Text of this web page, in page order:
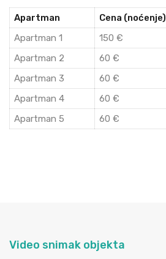
Apartman Cena (noćenje)
Apartman 1
150 €
Apartman 2
60 €
Apartman 3
60 €
Apartman 4
60 €
Apartman 5
60 €
Video snimak objekta